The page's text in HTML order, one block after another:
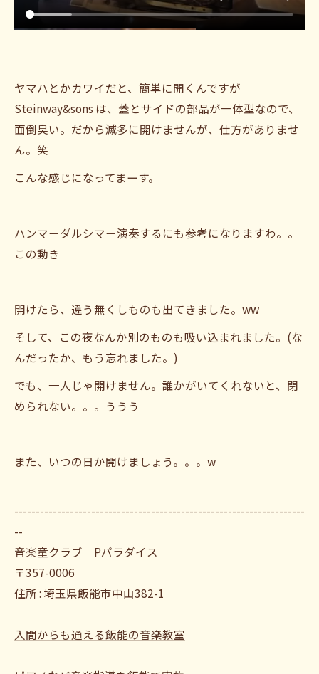
ヤマハとかカワイだと、簡単に開くんですが
Steinway&sons は、蓋とサイドの部品が一体型なので、
面倒臭い。だから滅多に開けませんが、仕方がありませ
ん。笑
こんな感じになってまーす。
ハンマーダルシマー演奏するにも参考になりますわ。。
この動き
開けたら、違う無くしものも出てきました。ww
そして、この夜なんか別のものも吸い込まれました。(な
んだったか、もう忘れました。)
でも、一人じゃ開けません。誰かがいてくれないと、閉
められない。。。ううう
また、いつの日か開けましょう。。。w
--------------------------------------------------------------------
--
音楽童クラブ Pパラダイス
〒357-0006
住所 : 埼玉県飯能市中山382-1
入間からも通える飯能の音楽教室